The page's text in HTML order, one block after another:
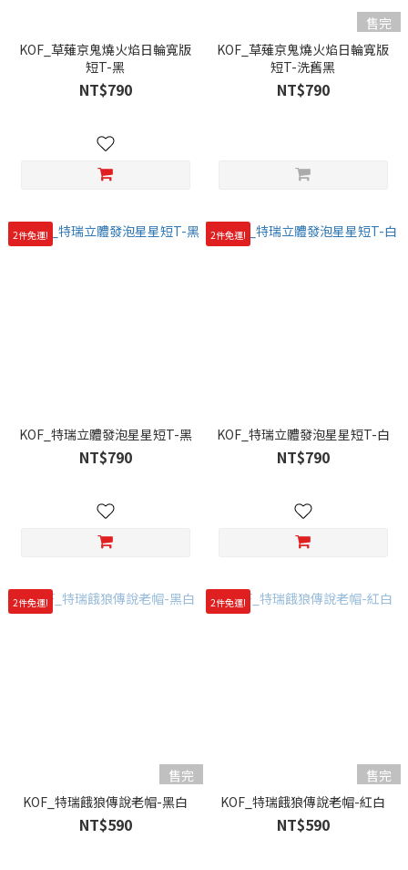
KOF_草薙京鬼燒火焰日輪寬版
短T-黑
NT$790
售完
KOF_草薙京鬼燒火焰日輪寬版
短T-洗舊黑
NT$790
2件免運!
KOF_特瑞立體發泡星星短T-黑
NT$790
2件免運!
KOF_特瑞立體發泡星星短T-白
NT$790
2件免運!
售完
KOF_特瑞餓狼傳說老帽-黑白
NT$590
2件免運!
售完
KOF_特瑞餓狼傳說老帽-紅白
NT$590